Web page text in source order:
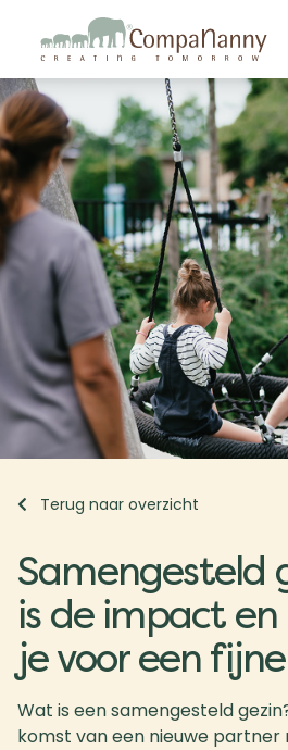
Terug naar overzicht
Samengesteld
is de impact en
je voor een
Wat is een samengesteld
komst van een nieuwe partner